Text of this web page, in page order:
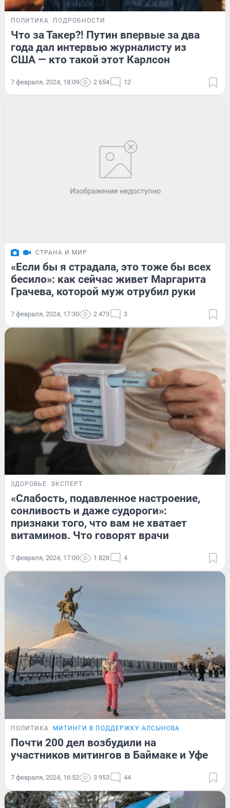
ПОЛИТИКА ПОДРОБНОСТИ
Что за Такер?! Путин впервые за два
года дал интервью журналисту из
США — кто такой этот Карлсон
7 февраля, 2024, 18:09 2 654 12
СТРАНА И МИР
«Если бы я страдала, это тоже бы всех
бесило»: как сейчас живет Маргарита
Грачева, которой муж отрубил руки
7 февраля, 2024, 17:30 2 473 3
ЗДОРОВЬЕ ЭКСПЕРТ
«Слабость, подавленное настроение,
сонливость и даже судороги»:
признаки того, что вам не хватает
витаминов. Что говорят врачи
7 февраля, 2024, 17:00 1 828 4
ПОЛИТИКА МИТИНГИ В ПОДДЕРЖКУ АЛСЫНОВА
Почти 200 дел возбудили на
участников митингов в Баймаке и Уфе
7 февраля, 2024, 16:52 3 953 44